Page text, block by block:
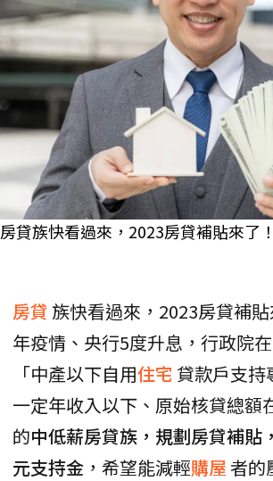
房貸族快看過來，2023房貸補貼來了
房貸 族快看過來，2023房貸補
年疫情、央行5度升息，行政院
「中產以下自用住宅 貸款戶支持
一定年收入以下、原始核貸總額
的中低薪房貸族，規劃房貸補貼
元支持金 ，希望能減輕購屋 者的